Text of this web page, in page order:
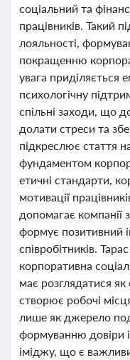
соціальний та
працівників. Такий
лояльності,
покращенню
увага приділяється
психологічну
спільні заходи, що
долати стреси та
підкреслює стаття
фундаментом
етичні стандарти,
мотивації
допомагає компанії
формує позитивний
співробітників.
корпоративна
має розглядатися
створює робочі
лише як джерело
формуванню довіри
іміджу, що є